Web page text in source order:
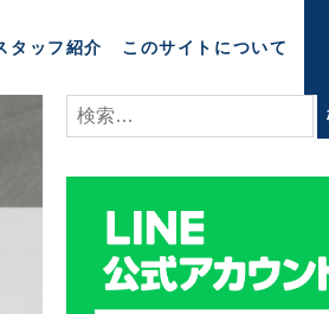
タッフ紹介 このサイトについて
検
索: